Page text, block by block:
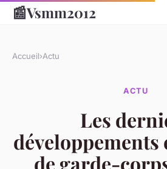
📰Vsmm2012
Accueil›Actu
ACTU
Les
développements
de garde-